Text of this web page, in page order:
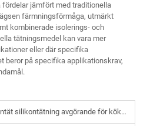
fördelar jämfört med traditionella
färmningsförmåga, utmärkt
kombinerade isolerings- och
tätningsmedel kan vara mer
eller där specifika
beror på specifika applikationskrav,
avgörande för kök och badrum?